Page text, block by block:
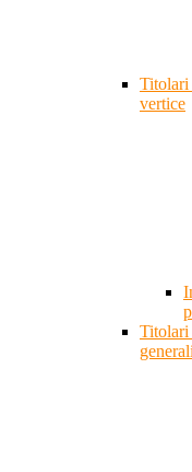
Titolari
vertice
Titolari